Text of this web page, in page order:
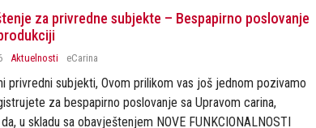
za privredne subjekte – Bespapirno poslovanje
Aktuelnosti eCarina
privredni subjekti, Ovom prilikom vas još jednom pozivamo
za bespapirno poslovanje sa Upravom carina,
u skladu sa obavještenjem NOVE FUNKCIONALNOSTI